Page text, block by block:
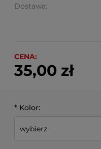
Dostawa:
Cena nie zawiera
CENA:
35,00 zł
* Kolor: